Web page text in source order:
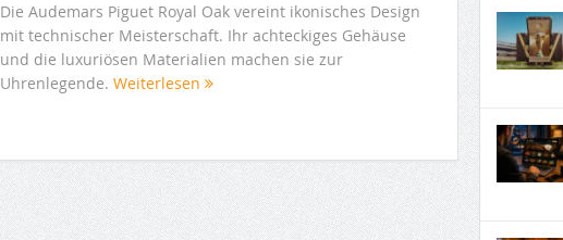
Die Audemars Piguet Royal Oak vereint ikonisches Design
mit technischer Meisterschaft. Ihr achteckiges Gehäuse
und die luxuriösen Materialien machen sie zur
Uhrenlegende. Weiterlesen